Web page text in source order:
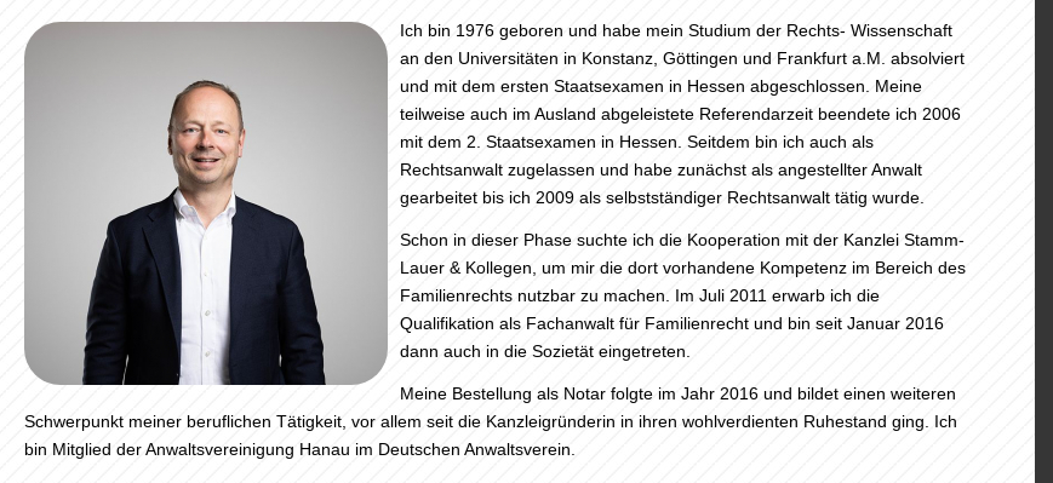
Ich bin 1976 geboren und habe mein Studium der Rechts- Wissenschaft
an den Universitäten in Konstanz, Göttingen und Frankfurt a.M. absolviert
und mit dem ersten Staatsexamen in Hessen abgeschlossen. Meine
teilweise auch im Ausland abgeleistete Referendarzeit beendete ich 2006
mit dem 2. Staatsexamen in Hessen. Seitdem bin ich auch als
Rechtsanwalt zugelassen und habe zunächst als angestellter Anwalt
gearbeitet bis ich 2009 als selbstständiger Rechtsanwalt tätig wurde.
Schon in dieser Phase suchte ich die Kooperation mit der Kanzlei Stamm-
Lauer & Kollegen, um mir die dort vorhandene Kompetenz im Bereich des
Familienrechts nutzbar zu machen. Im Juli 2011 erwarb ich die
Qualifikation als Fachanwalt für Familienrecht und bin seit Januar 2016
dann auch in die Sozietät eingetreten.
Meine Bestellung als Notar folgte im Jahr 2016 und bildet einen weiteren
Schwerpunkt meiner beruflichen Tätigkeit, vor allem seit die Kanzleigründerin in ihren wohlverdienten Ruhestand ging. Ich
bin Mitglied der Anwaltsvereinigung Hanau im Deutschen Anwaltsverein.